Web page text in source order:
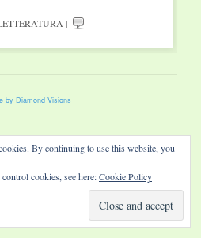
|
by Diamond Visions
By continuing to use this website, you
cookies, see here:Cookie Policy